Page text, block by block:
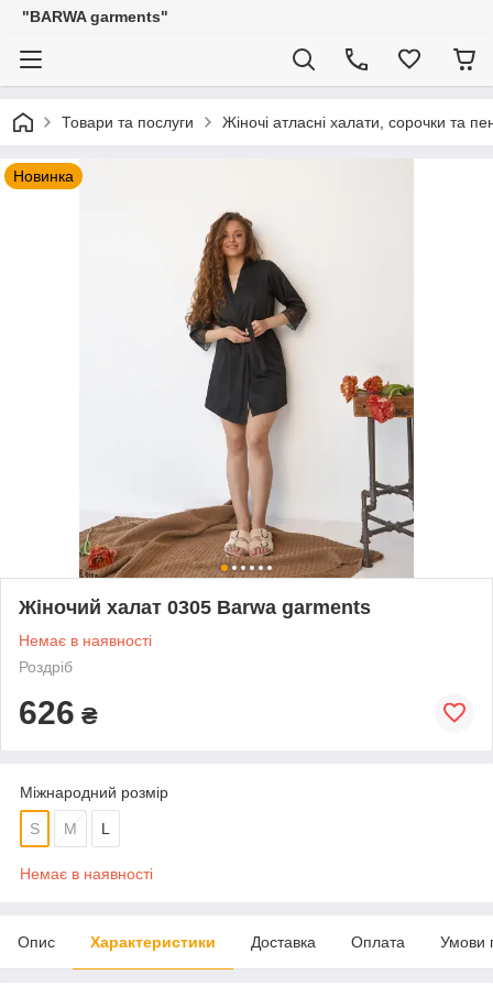
"BARWA garments"
Товари та послуги Жіночі атласні халати, сорочки та
Новинка
Жіночий халат 0305 Barwa garments
Немає в наявності
Роздріб
626 ₴
Міжнародний розмір
S M L
Немає в наявності
Опис Характеристики Доставка Оплата Умови